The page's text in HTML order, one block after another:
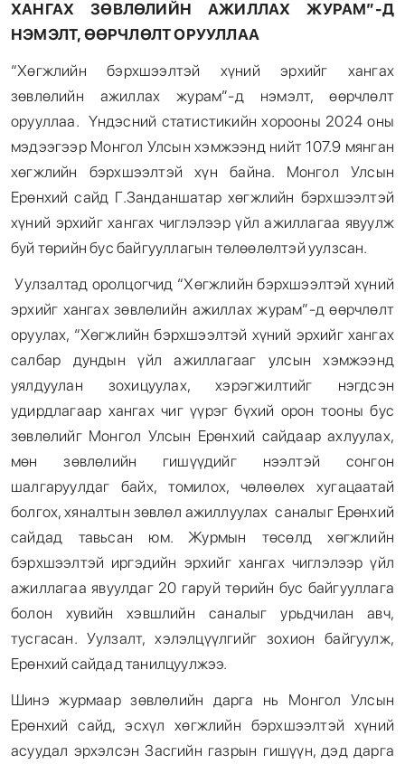
ХАНГАХ ЗӨВЛӨЛИЙН АЖИЛЛАХ ЖУРАМ”-Д
НЭМЭЛТ, ӨӨРЧЛӨЛТ ОРУУЛЛАА
“Хөгжлийн бэрхшээлтэй хүний эрхийг хангах
зөвлөлийн ажиллах журам”-д нэмэлт, өөрчлөлт
орууллаа. Үндэсний статистикийн хорооны 2024 оны
мэдээгээр Монгол Улсын хэмжээнд нийт 107.9 мянган
хөгжлийн бэрхшээлтэй хүн байна. Монгол Улсын
Ерөнхий сайд Г.Занданшатар хөгжлийн бэрхшээлтэй
хүний эрхийг хангах чиглэлээр үйл ажиллагаа явуулж
буй төрийн бус байгууллагын төлөөлөлтэй уулзсан.
Уулзалтад оролцогчид “Хөгжлийн бэрхшээлтэй хүний
эрхийг хангах зөвлөлийн ажиллах журам”-д өөрчлөлт
оруулах, “Хөгжлийн бэрхшээлтэй хүний эрхийг хангах
салбар дундын үйл ажиллагааг улсын хэмжээнд
уялдуулан зохицуулах, хэрэгжилтийг нэгдсэн
удирдлагаар хангах чиг үүрэг бүхий орон тооны бус
зөвлөлийг Монгол Улсын Ерөнхий сайдаар ахлуулах,
мөн зөвлөлийн гишүүдийг нээлтэй сонгон
шалгаруулдаг байх, томилох, чөлөөлөх хугацаатай
болгох, хяналтын зөвлөл ажиллуулах саналыг Ерөнхий
сайдад тавьсан юм. Журмын төсөлд хөгжлийн
бэрхшээлтэй иргэдийн эрхийг хангах чиглэлээр үйл
ажиллагаа явуулдаг 20 гаруй төрийн бус байгууллага
болон хувийн хэвшлийн саналыг урьдчилан авч,
тусгасан. Уулзалт, хэлэлцүүлгийг зохион байгуулж,
Ерөнхий сайдад танилцуулжээ.
Шинэ журмаар зөвлөлийн дарга нь Монгол Улсын
Ерөнхий сайд, эсхүл хөгжлийн бэрхшээлтэй хүний
асуудал эрхэлсэн Засгийн газрын гишүүн, дэд дарга